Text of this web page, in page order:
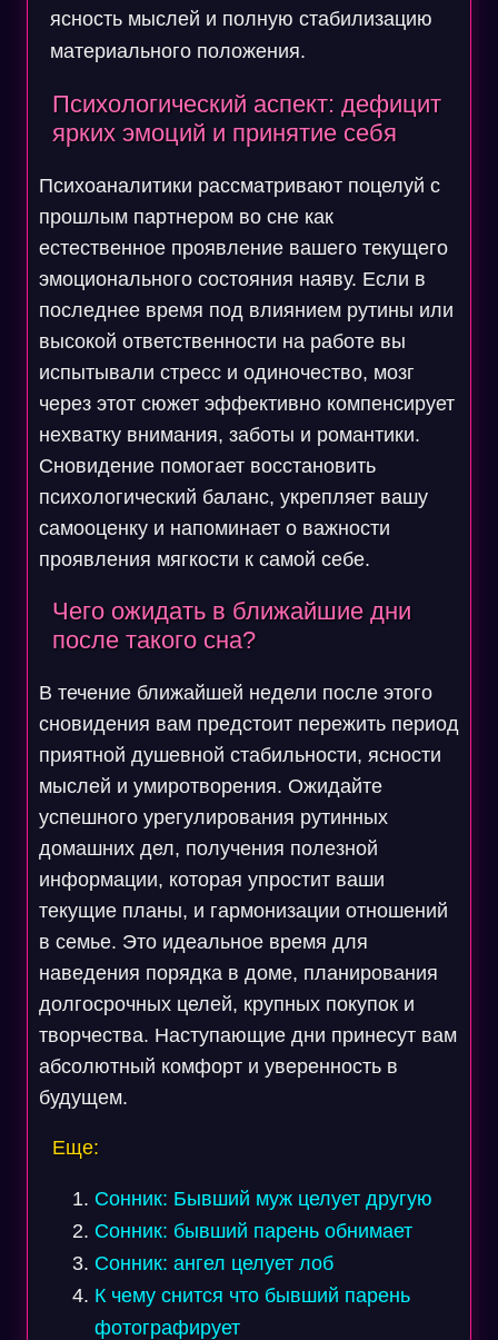
ясность мыслей и полную стабилизацию
материального положения.
Психологический аспект: дефицит
ярких эмоций и принятие себя
Психоаналитики рассматривают поцелуй с
прошлым партнером во сне как
естественное проявление вашего текущего
эмоционального состояния наяву. Если в
последнее время под влиянием рутины или
высокой ответственности на работе вы
испытывали стресс и одиночество, мозг
через этот сюжет эффективно компенсирует
нехватку внимания, заботы и романтики.
Сновидение помогает восстановить
психологический баланс, укрепляет вашу
самооценку и напоминает о важности
проявления мягкости к самой себе.
Чего ожидать в ближайшие дни
после такого сна?
В течение ближайшей недели после этого
сновидения вам предстоит пережить период
приятной душевной стабильности, ясности
мыслей и умиротворения. Ожидайте
успешного урегулирования рутинных
домашних дел, получения полезной
информации, которая упростит ваши
текущие планы, и гармонизации отношений
в семье. Это идеальное время для
наведения порядка в доме, планирования
долгосрочных целей, крупных покупок и
творчества. Наступающие дни принесут вам
абсолютный комфорт и уверенность в
будущем.
Еще:
Сонник: Бывший муж целует другую
Сонник: бывший парень обнимает
Сонник: ангел целует лоб
К чему снится что бывший парень
фотографирует